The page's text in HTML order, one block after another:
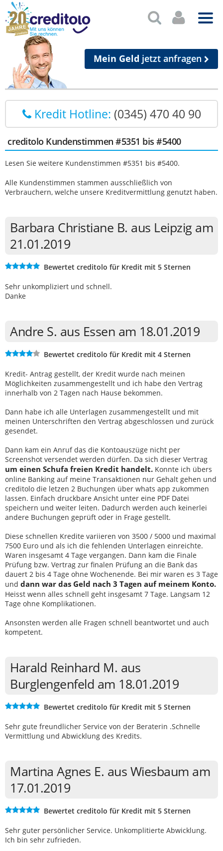
Mein Geld jetzt anfragen
Kredit Hotline: (0345) 470 40 90
creditolo Kundenstimmen #5351 bis #5400
Lesen Sie weitere Kundenstimmen #5351 bis #5400.
Alle Kundenstimmen stammen ausschließlich von
Verbrauchern, welche unsere Kreditvermittlung genutzt haben.
Barbara Christiane B. aus Leipzig am
21.01.2019
Bewertet creditolo für Kredit mit 5 Sternen
Sehr unkompliziert und schnell.
Danke
Andre S. aus Essen am 18.01.2019
Bewertet creditolo für Kredit mit 4 Sternen
Kredit- Antrag gestellt, der Kredit wurde nach meinen
Möglichkeiten zusammengestellt und ich habe den Vertrag
innerhalb von 2 Tagen nach Hause bekommen.
Dann habe ich alle Unterlagen zusammengestellt und mit
meinen Unterschriften den Vertrag abgeschlossen und zurück
gesendet.
Dann kam ein Anruf das die Kontoauszüge nicht per
Screenshot versendet werden dürfen. Da sich dieser Vertrag
um einen Schufa freien Kredit handelt. Konnte ich übers
online Banking auf meine Transaktionen nur Gehalt gehen und
creditolo die letzen 2 Buchungen über whats app zukommen
lassen. Einfach druckbare Ansicht unter eine PDF Datei
speichern und weiter leiten. Dadurch werden auch keinerlei
andere Buchungen geprüft oder in Frage gestellt.
Diese schnellen Kredite variieren von 3500 / 5000 und maximal
7500 Euro und als ich die fehlenden Unterlagen einreichte.
Waren insgesamt 4 Tage vergangen. Dann kam die Finale
Prüfung bzw. Vertrag zur finalen Prüfung an die Bank das
dauert 2 bis 4 Tage ohne Wochenende. Bei mir waren es 3 Tage
und dann war das Geld nach 3 Tagen auf meinem Konto.
Heisst wenn alles schnell geht insgesamt 7 Tage. Langsam 12
Tage ohne Komplikationen.
Ansonsten werden alle Fragen schnell beantwortet und auch
kompetent.
Harald Reinhard M. aus
Burglengenfeld am 18.01.2019
Bewertet creditolo für Kredit mit 5 Sternen
Sehr gute freundlicher Service von der Beraterin .Schnelle
Vermittlung und Abwicklung des Kredits.
Martina Agnes E. aus Wiesbaum am
17.01.2019
Bewertet creditolo für Kredit mit 5 Sternen
Sehr guter persönlicher Service. Unkomplitierte Abwicklung.
Ich bin sehr zufrieden.